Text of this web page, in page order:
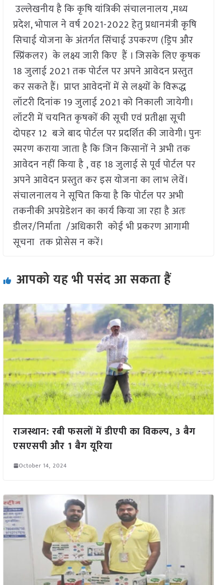
उल्लेखनीय है कि कृषि यांत्रिकी संचालनालय ,मध्य
प्रदेश, भोपाल ने वर्ष 2021-2022 हेतु प्रधानमंत्री कृषि
सिचाई योजना के अंतर्गत सिंचाई उपकरण (ड्रिप और
स्प्रिंकलर) के लक्ष्य जारी किए हैं । जिसके लिए कृषक
18 जुलाई 2021 तक पोर्टल पर अपने आवेदन प्रस्तुत
कर सकते हैं। प्राप्त आवेदनों में से लक्ष्यों के विरूद्ध
लॉटरी दिनांक 19 जुलाई 2021 को निकाली जायेगी।
लॉटरी में चयनित कृषकों की सूची एवं प्रतीक्षा सूची
दोपहर 12 बजे बाद पोर्टल पर प्रदर्शित की जावेगी। पुनः
स्मरण कराया जाता है कि जिन किसानों ने अभी तक
आवेदन नहीं किया है , वह 18 जुलाई से पूर्व पोर्टल पर
अपने आवेदन प्रस्तुत कर इस योजना का लाभ लेवें।
संचालनालय ने सूचित किया है कि पोर्टल पर अभी
तकनीकी अपग्रेडेशन का कार्य किया जा रहा है अतः
डीलर/निर्माता /अधिकारी कोई भी प्रकरण आगामी
सूचना तक प्रोसेस न करें।
आपको यह भी पसंद आ सकता हैं
राजस्थान: रबी फसलों में डीएपी का विकल्प, 3 बैग
एसएसपी और 1 बैग यूरिया
October 14, 2024